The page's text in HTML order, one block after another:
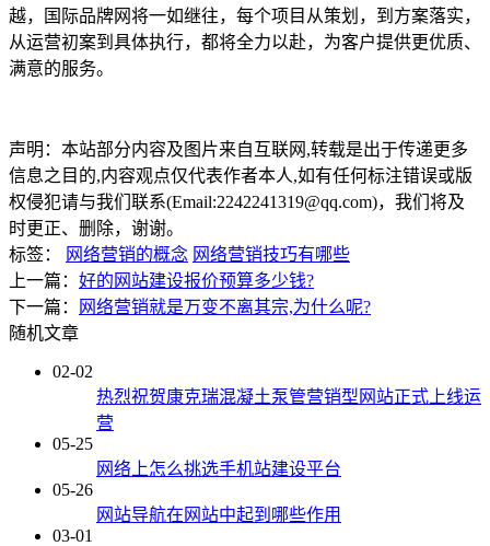
越，国际品牌网将一如继往，每个项目从策划，到方案落实，
从运营初案到具体执行，都将全力以赴，为客户提供更优质、
满意的服务。
声明：本站部分内容及图片来自互联网,转载是出于传递更多
信息之目的,内容观点仅代表作者本人,如有任何标注错误或版
权侵犯请与我们联系(Email:2242241319@qq.com)，我们将及
时更正、删除，谢谢。
标签：
网络营销的概念 网络营销技巧有哪些
上一篇： 好的网站建设报价预算多少钱?
下一篇：
网络营销就是万变不离其宗,为什么呢?
随机文章
02-02
热烈祝贺康克瑞混凝土泵管营销型网站正式上线运
营
05-25
网络上怎么挑选手机站建设平台
05-26
网站导航在网站中起到哪些作用
03-01